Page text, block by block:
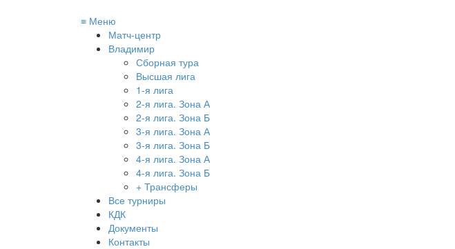
≡ Меню
Матч-центр
Владимир
Сборная тура
Высшая лига
1-я лига
2-я лига. Зона А
2-я лига. Зона Б
3-я лига. Зона А
3-я лига. Зона Б
4-я лига. Зона А
4-я лига. Зона Б
+ Трансферы
Все турниры
КДК
Документы
Контакты